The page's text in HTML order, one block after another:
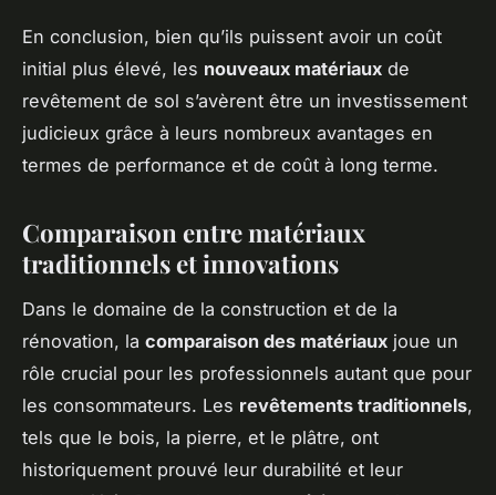
En conclusion, bien qu’ils puissent avoir un coût
initial plus élevé, les nouveaux matériaux de
revêtement de sol s’avèrent être un investissement
judicieux grâce à leurs nombreux avantages en
termes de performance et de coût à long terme.
Comparaison entre matériaux
traditionnels et innovations
Dans le domaine de la construction et de la
rénovation, la comparaison des matériaux joue un
rôle crucial pour les professionnels autant que pour
les consommateurs. Les revêtements traditionnels,
tels que le bois, la pierre, et le plâtre, ont
historiquement prouvé leur durabilité et leur